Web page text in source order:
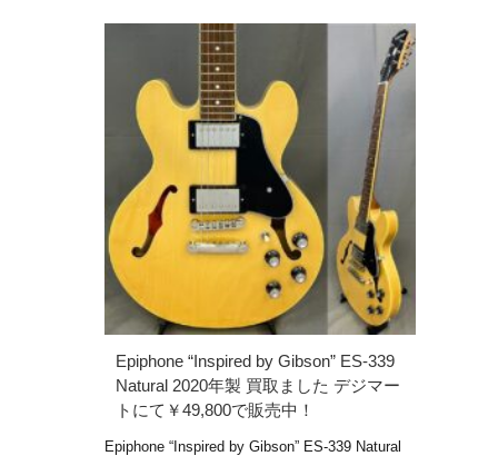
Epiphone “Inspired by Gibson” ES-339
Natural 2020年製 買取ました デジマー
トにて￥49,800で販売中！
Epiphone “Inspired by Gibson” ES-339 Natural